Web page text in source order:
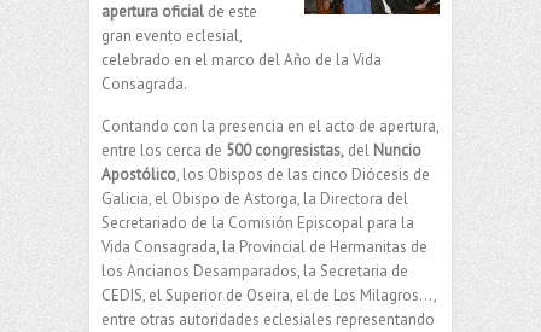
apertura oficial de este
gran evento eclesial,
celebrado en el marco del Año de la Vida
Consagrada.
Contando con la presencia en el acto de apertura,
entre los cerca de 500congresistas, del Nuncio
Apostólico, los Obispos de las cinco Diócesis de
Galicia, el Obispo de Astorga, la Directora del
Secretariado de la Comisión Episcopal para la
Vida Consagrada, la Provincial de Hermanitas de
los Ancianos Desamparados, la Secretaria de
CEDIS, el Superior de Oseira, el de Los Milagros…,
entre otras autoridades eclesiales representando